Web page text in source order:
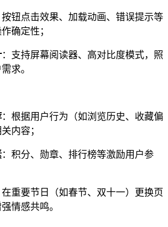
按钮点击效果、加载动画、错误提示等
确定性；
：支持屏幕阅读器、高对比度模式，照
求。
：根据用户行为（如浏览历史、收藏偏
内容；
：积分、勋章、排行榜等激励用户参
在重要节日（如春节、双十一）更换页
情感共鸣。